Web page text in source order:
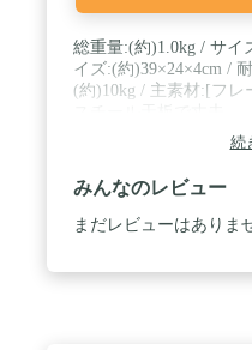
総重量:(約)1.0kg / サイ
イズ:(約)39×24×4cm /
(約)10kg / 主素材:[フ
続
みんなのレビュー
まだレビューはありま